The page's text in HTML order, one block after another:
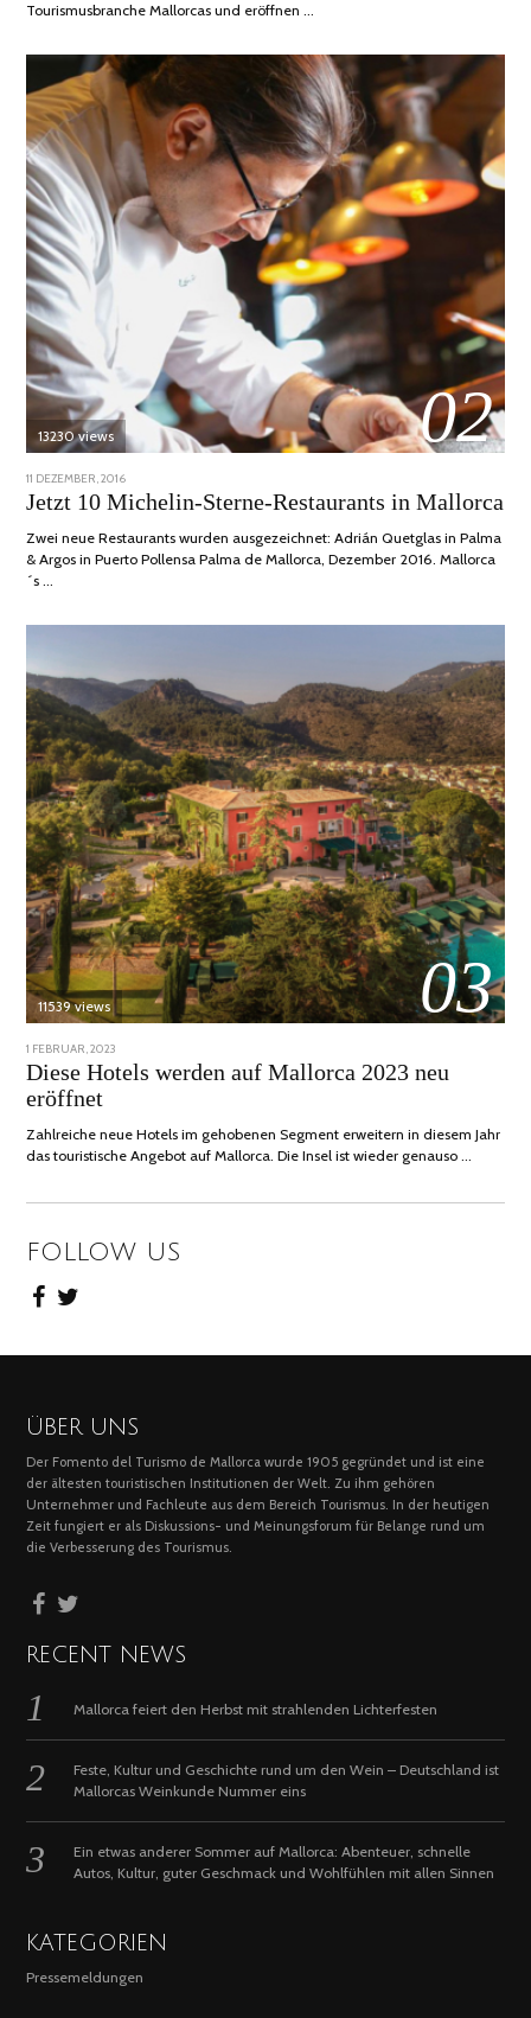
Tourismusbranche Mallorcas und eröffnen …
02
13230 views
POSTED
ON
11 DEZEMBER, 2016
JUNI,
2020
Jetzt 10 Michelin-Sterne-Restaurants in Mallorca
Zwei neue Restaurants wurden ausgezeichnet: Adrián Quetglas in Palma
& Argos in Puerto Pollensa Palma de Mallorca, Dezember 2016. Mallorca
´s …
03
11539 views
POSTED
ON
1 FEBRUAR, 2023
FEBRUAR,
2023
Diese Hotels werden auf Mallorca 2023 neu
eröffnet
Zahlreiche neue Hotels im gehobenen Segment erweitern in diesem Jahr
das touristische Angebot auf Mallorca. Die Insel ist wieder genauso …
FOLLOW US
ÜBER UNS
Der Fomento del Turismo de Mallorca wurde 1905 gegründet und ist eine
der ältesten touristischen Institutionen der Welt. Zu ihm gehören
Unternehmer und Fachleute aus dem Bereich Tourismus. In der heutigen
Zeit fungiert er als Diskussions- und Meinungsforum für Belange rund um
die Verbesserung des Tourismus.
RECENT NEWS
Mallorca feiert den Herbst mit strahlenden Lichterfesten
Feste, Kultur und Geschichte rund um den Wein – Deutschland ist
Mallorcas Weinkunde Nummer eins
Ein etwas anderer Sommer auf Mallorca: Abenteuer, schnelle
Autos, Kultur, guter Geschmack und Wohlfühlen mit allen Sinnen
KATEGORIEN
Pressemeldungen